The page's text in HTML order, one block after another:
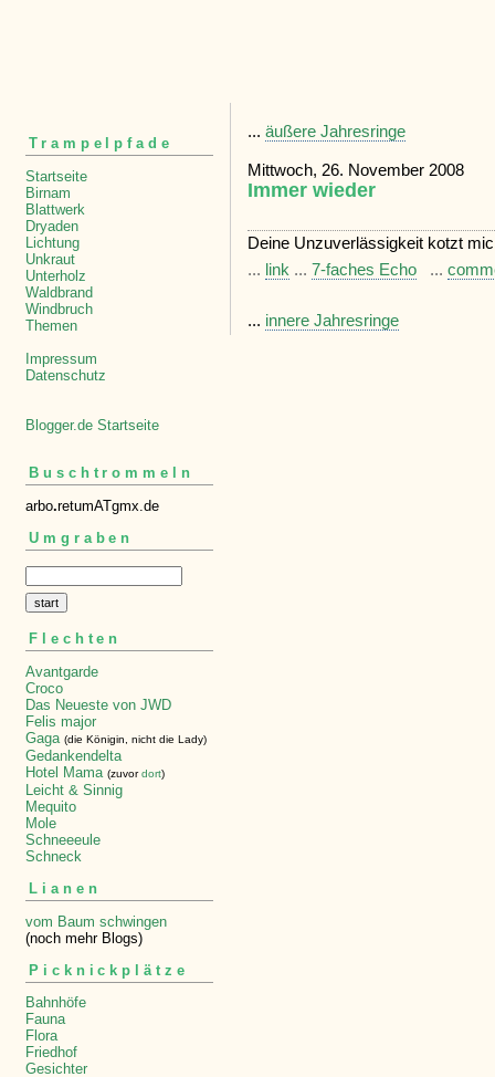
Trampelpfade
Startseite
Birnam
Blattwerk
Dryaden
Lichtung
Unkraut
Unterholz
Waldbrand
Windbruch
Themen
Impressum
Datenschutz
Blogger.de Startseite
Buschtrommeln
arbo.retumATgmx.de
Umgraben
Flechten
Avantgarde
Croco
Das Neueste von JWD
Felis major
Gaga (die Königin, nicht die Lady)
Gedankendelta
Hotel Mama (zuvordort)
Leicht & Sinnig
Mequito
Mole
Schneeeule
Schneck
Lianen
vom Baum schwingen
(noch mehr Blogs)
Picknickplätze
Bahnhöfe
Fauna
Flora
Friedhof
Gesichter
... äußere Jahresringe
Mittwoch, 26. November 2008
Immer wieder
Deine Unzuverlässigkeit kotzt
... link ... 7-faches Echo ...
... innere Jahresringe